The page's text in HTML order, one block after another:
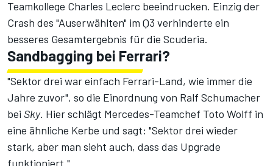
Teamkollege Charles Leclerc beeindrucken. Einzig der
Crash des "Auserwählten" im Q3 verhinderte ein
besseres Gesamtergebnis für die Scuderia.
Sandbagging bei Ferrari?
"Sektor drei war einfach Ferrari-Land, wie immer die
Jahre zuvor", so die Einordnung von Ralf Schumacher
bei Sky. Hier schlägt Mercedes-Teamchef Toto Wolff in
eine ähnliche Kerbe und sagt: "Sektor drei wieder
stark, aber man sieht auch, dass das Upgrade
funktioniert."